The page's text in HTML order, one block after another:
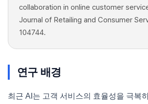
collaboration in online customer
Journal of Retailing and Consumer
104744.
연구 배경
최근 AI는 고객 서비스의 효율성을 극복